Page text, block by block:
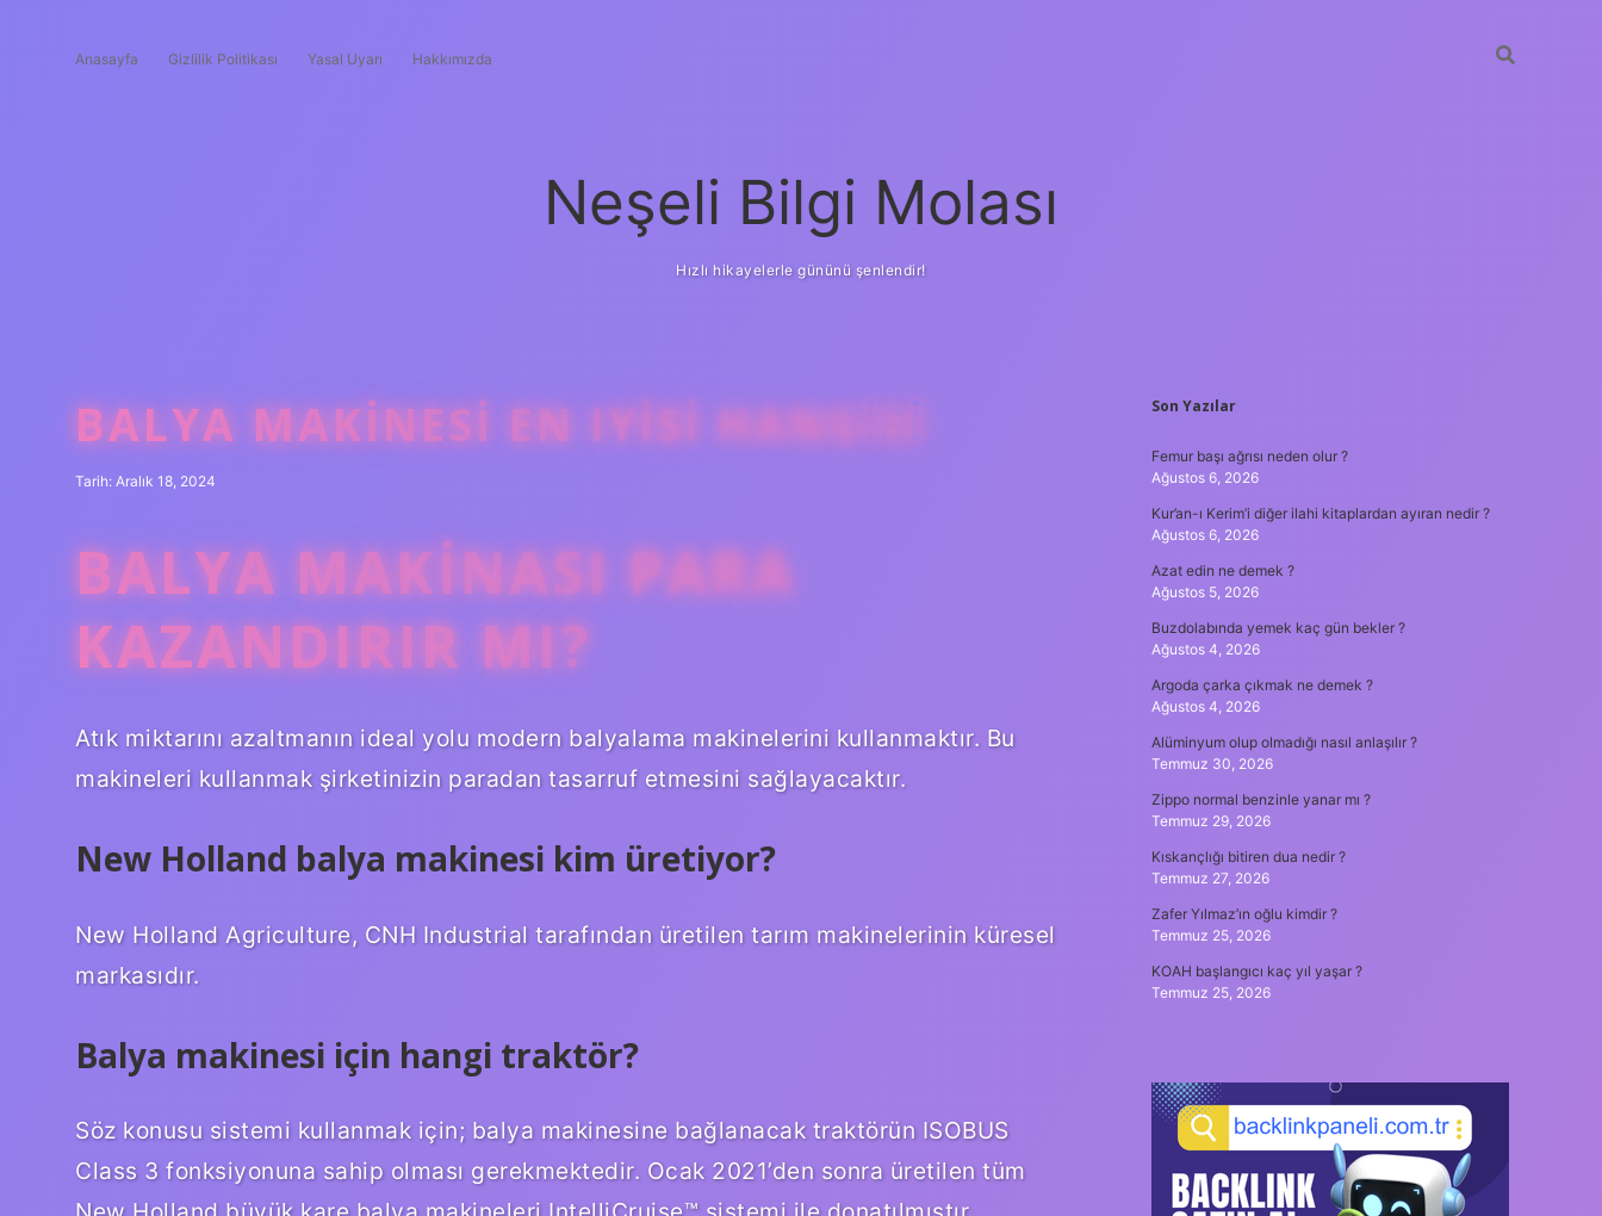
Anasayfa Gizlilik Politikası Yasal Uyarı Hakkımızda
Neşeli Bilgi Molası
Hızlı hikayelerle gününü şenlendir!
BALYA MAKINESI EN IYISI HANGISI
Tarih: Aralık 18, 2024
BALYA MAKINASI PARA
KAZANDIRIR MI?
Atık miktarını azaltmanın ideal yolu modern balyalama makinelerini kullanmaktır. Bu
makineleri kullanmak şirketinizin paradan tasarruf etmesini sağlayacaktır.
New Holland balya makinesi kim üretiyor?
New Holland Agriculture, CNH Industrial tarafından üretilen tarım makinelerinin küresel
markasıdır.
Balya makinesi için hangi traktör?
Söz konusu sistemi kullanmak için; balya makinesine bağlanacak traktörün ISOBUS
Class 3 fonksiyonuna sahip olması gerekmektedir. Ocak 2021’den sonra üretilen tüm
SIDEBAR
Son Yazılar
Femur başı ağrısı neden olur ?
Ağustos 6, 2026
Kur’an-ı Kerim’i diğer ilahi kitaplardan ayıran nedir ?
Ağustos 6, 2026
Azat edin ne demek ?
Ağustos 5, 2026
Buzdolabında yemek kaç gün bekler ?
Ağustos 4, 2026
Argoda çarka çıkmak ne demek ?
Ağustos 4, 2026
Alüminyum olup olmadığı nasıl anlaşılır ?
Temmuz 30, 2026
Zippo normal benzinle yanar mı ?
Temmuz 29, 2026
Kıskançlığı bitiren dua nedir ?
Temmuz 27, 2026
Zafer Yılmaz’ın oğlu kimdir ?
Temmuz 25, 2026
KOAH başlangıcı kaç yıl yaşar ?
Temmuz 25, 2026